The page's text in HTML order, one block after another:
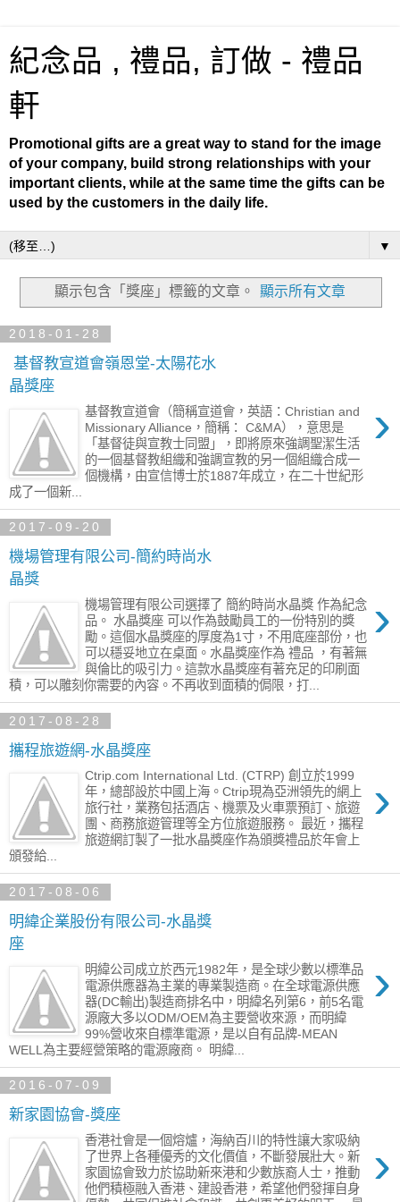
紀念品 , 禮品, 訂做 - 禮品
軒
Promotional gifts are a great way to stand for the image
of your company, build strong relationships with your
important clients, while at the same time the gifts can be
used by the customers in the daily life.
▼
顯示包含「獎座」 標籤的文章。 顯示所有文章
2018-01-28
​ 基督教宣道會嶺恩堂-太陽花水
晶獎座
›
基督教宣道會（簡稱宣道會，英語：Christian and
Missionary Alliance，簡稱： C&MA），意思是
「基督徒與宣教士同盟」，即將原來強調聖潔生活
的一個基督教組織和強調宣教的另一個組織合成一
個機構，由宣信博士於1887年成立，在二十世紀形
成了一個新...
2017-09-20
機場管理有限公司-簡約時尚水
晶獎
›
機場管理有限公司選擇了 簡約時尚水晶獎 作為紀念
品。 水晶獎座 可以作為鼓勵員工的一份特別的獎
勵。這個水晶獎座的厚度為1寸，不用底座部份，也
可以穩妥地立在桌面。水晶獎座作為 禮品 ，有著無
與倫比的吸引力。這款水晶獎座有著充足的印刷面
積，可以雕刻你需要的內容。不再收到面積的侷限，打...
2017-08-28
攜程旅遊網-水晶獎座
›
Ctrip.com International Ltd. (CTRP) 創立於1999
年，總部設於中國上海。Ctrip現為亞洲領先的網上
旅行社，業務包括酒店、機票及火車票預訂、旅遊
團、商務旅遊管理等全方位旅遊服務。 最近，攜程
旅遊網訂製了一批水晶獎座作為頒獎禮品於年會上
頒發給...
2017-08-06
明緯企業股份有限公司-水晶獎
座
›
明緯公司成立於西元1982年，是全球少數以標準品
電源供應器為主業的專業製造商。在全球電源供應
器(DC輸出)製造商排名中，明緯名列第6，前5名電
源廠大多以ODM/OEM為主要營收來源，而明緯
99%營收來自標準電源，是以自有品牌-MEAN
WELL為主要經營策略的電源廠商。 明緯...
2016-07-09
新家園協會-獎座
›
香港社會是一個熔爐，海納百川的特性讓大家吸納
了世界上各種優秀的文化價值，不斷發展壯大。新
家園協會致力於協助新來港和少數族裔人士，推動
他們積極融入香港、建設香港，希望他們發揮自身